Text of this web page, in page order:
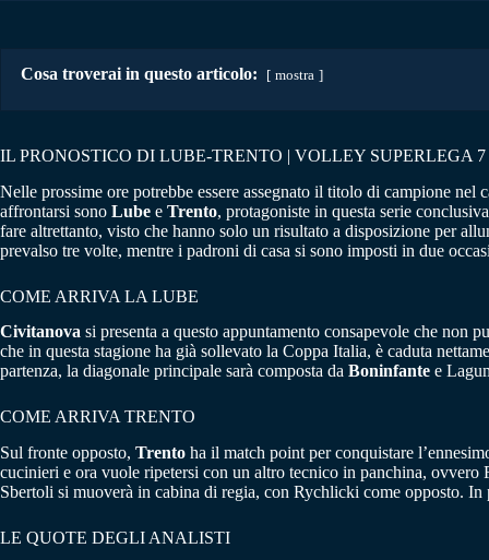
Cosa troverai in questo articolo: mostra
IL PRONOSTICO DI LUBE-TRENTO | VOLLEY SUPERLEGA
Nelle prossime ore potrebbe essere assegnato il titolo di campione nel
affrontarsi sono Lube e Trento, protagoniste in questa serie
fare altrettanto, visto che hanno solo un risultato a disposizione per
prevalso tre volte, mentre i padroni di casa si sono imposti in due
COME ARRIVA LA LUBE
Civitanova si presenta a questo appuntamento consapevole che non
che in questa stagione ha già sollevato la Coppa Italia, è caduta
partenza, la diagonale principale sarà composta da Boninfante e
COME ARRIVA TRENTO
Sul fronte opposto, Trento ha il match point per conquistare
cucinieri e ora vuole ripetersi con un altro tecnico in panchina, ovvero
Sbertoli si muoverà in cabina di regia, con Rychlicki come opposto.
LE QUOTE DEGLI ANALISTI